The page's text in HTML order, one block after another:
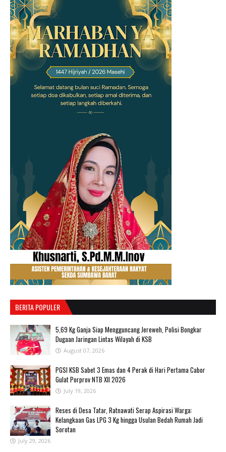
BERITA POPULER
‎5,69 Kg Ganja Siap Mengguncang Jereweh, Polisi Bongkar
Dugaan Jaringan Lintas Wilayah di KSB ‎
August 07, 2026
PGSI KSB Sabet 3 Emas dan 4 Perak di Hari Pertama Cabor
Gulat Porprov NTB XII 2026 ‎
July 19, 2026
Reses di Desa Tatar, Ratnawati Serap Aspirasi Warga:
Kelangkaan Gas LPG 3 Kg hingga Usulan Bedah Rumah Jadi
Sorotan
July 29, 2026